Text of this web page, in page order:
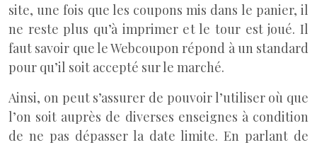
site, une fois que les coupons mis dans le panier, il
ne reste plus qu’à imprimer et le tour est joué. Il
faut savoir que le Webcoupon répond à un standard
pour qu’il soit accepté sur le marché.
Ainsi, on peut s’assurer de pouvoir l’utiliser où que
l’on soit auprès de diverses enseignes à condition
de ne pas dépasser la date limite. En parlant de